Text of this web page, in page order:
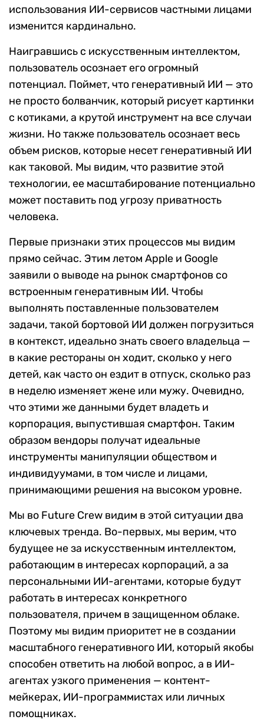
использования ИИ-сервисов частными лицами
изменится кардинально.
Наигравшись с искусственным интеллектом,
пользователь осознает его огромный
потенциал. Поймет, что генеративный ИИ — это
не просто болванчик, который рисует картинки
с котиками, а крутой инструмент на все случаи
жизни. Но также пользователь осознает весь
объем рисков, которые несет генеративный ИИ
как таковой. Мы видим, что развитие этой
технологии, ее масштабирование потенциально
может поставить под угрозу приватность
человека.
Первые признаки этих процессов мы видим
прямо сейчас. Этим летом Apple и Google
заявили о выводе на рынок смартфонов со
встроенным генеративным ИИ. Чтобы
выполнять поставленные пользователем
задачи, такой бортовой ИИ должен погрузиться
в контекст, идеально знать своего владельца —
в какие рестораны он ходит, сколько у него
детей, как часто он ездит в отпуск, сколько раз
в неделю изменяет жене или мужу. Очевидно,
что этими же данными будет владеть и
корпорация, выпустившая смартфон. Таким
образом вендоры получат идеальные
инструменты манипуляции обществом и
индивидуумами, в том числе и лицами,
принимающими решения на высоком уровне.
Мы во Future Crew видим в этой ситуации два
ключевых тренда. Во-первых, мы верим, что
будущее не за искусственным интеллектом,
работающим в интересах корпораций, а за
персональными ИИ-агентами, которые будут
работать в интересах конкретного
пользователя, причем в защищенном облаке.
Поэтому мы видим приоритет не в создании
масштабного генеративного ИИ, который якобы
способен ответить на любой вопрос, а в ИИ-
агентах узкого применения — контент-
мейкерах, ИИ-программистах или личных
помощниках.